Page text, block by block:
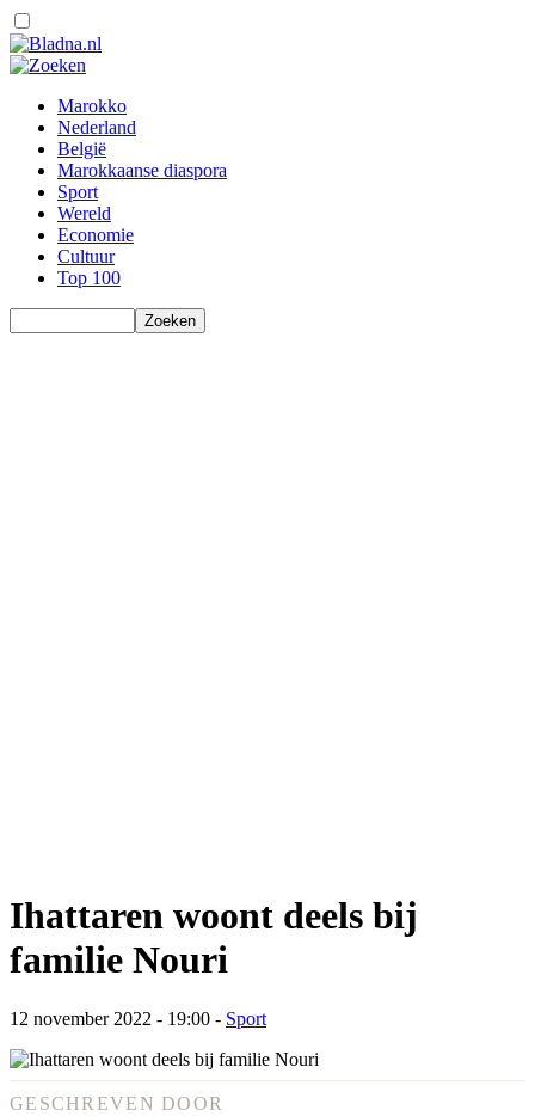
Marokko
Nederland
België
Marokkaanse diaspora
Sport
Wereld
Economie
Cultuur
Top 100
Ihattaren woont deels bij
familie Nouri
12 november 2022 - 19:00 - Sport
GESCHREVEN DOOR